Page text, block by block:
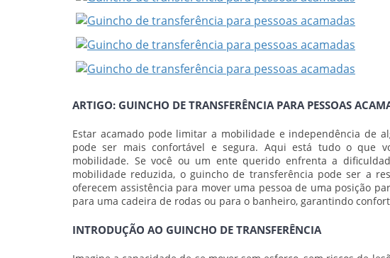
ARTIGO: GUINCHO DE TRANSFERÊNCIA PARA PESSOAS
Estar acamado pode limitar a mobilidade e independência de
pode ser mais confortável e segura. Aqui está tudo o que
mobilidade. Se você ou um ente querido enfrenta a
mobilidade reduzida, o guincho de transferência pode ser a
oferecem assistência para mover uma pessoa de uma posição
para uma cadeira de rodas ou para o banheiro, garantindo
INTRODUÇÃO AO GUINCHO DE TRANSFERÊNCIA